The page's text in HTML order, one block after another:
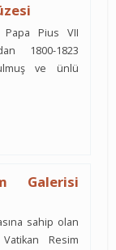
Papa Pius VII
1800-1823
ve ünlü
Galerisi
sahip olan
Resim